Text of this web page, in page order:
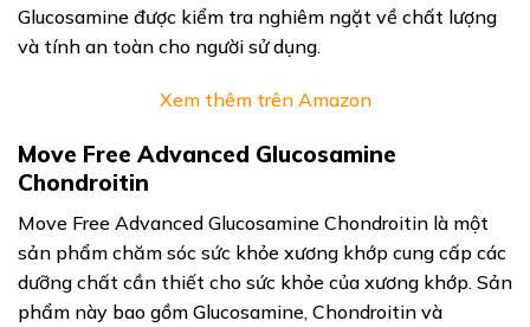
Glucosamine được kiểm tra nghiêm ngặt về chất lượng
và tính an toàn cho người sử dụng.
Xem thêm trên Amazon
Move Free Advanced Glucosamine
Chondroitin
Move Free Advanced Glucosamine Chondroitin là một
sản phẩm chăm sóc sức khỏe xương khớp cung cấp các
dưỡng chất cần thiết cho sức khỏe của xương khớp. Sản
phẩm này bao gồm Glucosamine, Chondroitin và